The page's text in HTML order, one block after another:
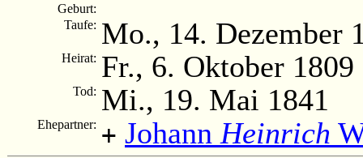
Geburt:
Taufe: Mo., 14. Dezember
Heirat: Fr., 6. Oktober 1809
Tod: Mi., 19. Mai 1841
Ehepartner: + Johann Heinrich